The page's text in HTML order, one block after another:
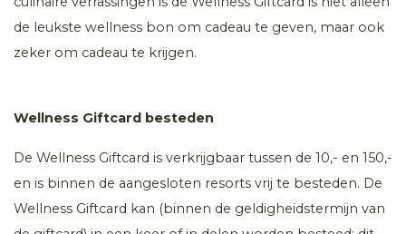
de leukste wellness bon om cadeau te geven, maar ook
zeker om cadeau te krijgen.
Wellness Giftcard besteden
De Wellness Giftcard is verkrijgbaar tussen de 10,- en 150,-
en is binnen de aangesloten resorts vrij te besteden. De
Wellness Giftcard kan (binnen de geldigheidstermijn van